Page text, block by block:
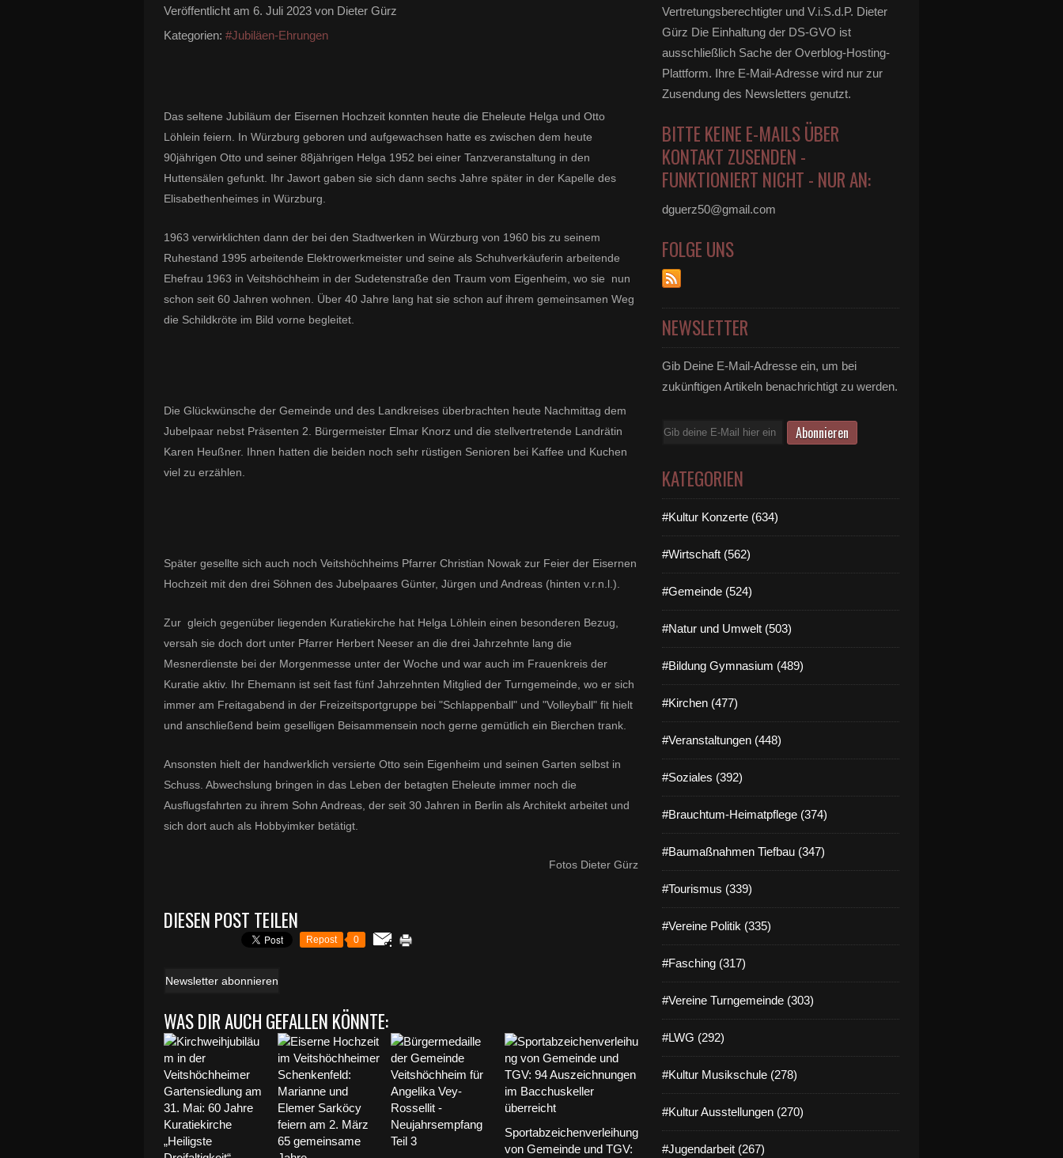
Veröffentlicht am 6. Juli 2023 von Dieter Gürz
Kategorien: #Jubiläen-Ehrungen
Das seltene Jubiläum der Eisernen Hochzeit konnten heute die Eheleute Helga und Otto
Löhlein feiern. In Würzburg geboren und aufgewachsen hatte es zwischen dem heute
90jährigen Otto und seiner 88jährigen Helga 1952 bei einer Tanzveranstaltung in den
Huttensälen gefunkt. Ihr Jawort gaben sie sich dann sechs Jahre später in der Kapelle des
Elisabethenheimes in Würzburg.
1963 verwirklichten dann der bei den Stadtwerken in Würzburg von 1960 bis zu seinem
Ruhestand 1995 arbeitende Elektrowerkmeister und seine als Schuhverkäuferin arbeitende
Ehefrau 1963 in Veitshöchheim in der Sudetenstraße den Traum vom Eigenheim, wo sie nun
schon seit 60 Jahren wohnen. Über 40 Jahre lang hat sie schon auf ihrem gemeinsamen Weg
die Schildkröte im Bild vorne begleitet.
Die Glückwünsche der Gemeinde und des Landkreises überbrachten heute Nachmittag dem
Jubelpaar nebst Präsenten 2. Bürgermeister Elmar Knorz und die stellvertretende Landrätin
Karen Heußner. Ihnen hatten die beiden noch sehr rüstigen Senioren bei Kaffee und Kuchen
viel zu erzählen.
Später gesellte sich auch noch Veitshöchheims Pfarrer Christian Nowak zur Feier der Eisernen
Hochzeit mit den drei Söhnen des Jubelpaares Günter, Jürgen und Andreas (hinten v.r.n.l.).
Zur gleich gegenüber liegenden Kuratiekirche hat Helga Löhlein einen besonderen Bezug,
versah sie doch dort unter Pfarrer Herbert Neeser an die drei Jahrzehnte lang die
Mesnerdienste bei der Morgenmesse unter der Woche und war auch im Frauenkreis der
Kuratie aktiv. Ihr Ehemann ist seit fast fünf Jahrzehnten Mitglied der Turngemeinde, wo er sich
immer am Freitagabend in der Freizeitsportgruppe bei "Schlappenball" und "Volleyball" fit hielt
und anschließend beim geselligen Beisammensein noch gerne gemütlich ein Bierchen trank.
Ansonsten hielt der handwerklich versierte Otto sein Eigenheim und seinen Garten selbst in
Schuss. Abwechslung bringen in das Leben der betagten Eheleute immer noch die
Ausflugsfahrten zu ihrem Sohn Andreas, der seit 30 Jahren in Berlin als Architekt arbeitet und
sich dort auch als Hobbyimker betätigt.
Fotos Dieter Gürz
DIESEN POST TEILEN
Repost 0
Newsletter abonnieren
WAS DIR AUCH GEFALLEN KÖNNTE:
Sportabzeichenverleihung
von Gemeinde und TGV:
Vertretungsberechtigter und V.i.S.d.P. Dieter
Gürz Die Einhaltung der DS-GVO ist
ausschließlich Sache der Overblog-Hosting-
Plattform. Ihre E-Mail-Adresse wird nur zur
Zusendung des Newsletters genutzt.
BITTE KEINE E-MAILS ÜBER
KONTAKT ZUSENDEN -
FUNKTIONIERT NICHT - NUR AN:
dguerz50@gmail.com
FOLGE UNS
NEWSLETTER
Gib Deine E-Mail-Adresse ein, um bei
zukünftigen Artikeln benachrichtigt zu werden.
E-
KATEGORIEN
#Kultur Konzerte (634)
#Wirtschaft (562)
#Gemeinde (524)
#Natur und Umwelt (503)
#Bildung Gymnasium (489)
#Kirchen (477)
#Veranstaltungen (448)
#Soziales (392)
#Brauchtum-Heimatpflege (374)
#Baumaßnahmen Tiefbau (347)
#Tourismus (339)
#Vereine Politik (335)
#Fasching (317)
#Vereine Turngemeinde (303)
#LWG (292)
#Kultur Musikschule (278)
#Kultur Ausstellungen (270)
#Jugendarbeit (267)